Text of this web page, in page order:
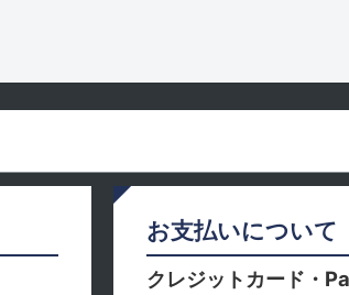
お支払いについて
クレジットカード・